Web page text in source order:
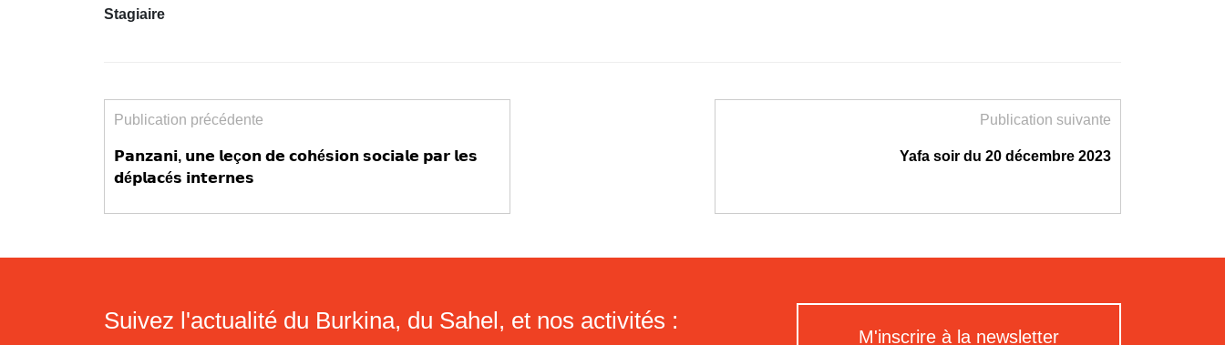
Stagiaire
Publication précédente
𝗣𝗮𝗻𝘇𝗮𝗻𝗶, 𝘂𝗻𝗲 𝗹𝗲ç𝗼𝗻 𝗱𝗲 𝗰𝗼𝗵é𝘀𝗶𝗼𝗻 𝘀𝗼𝗰𝗶𝗮𝗹𝗲 𝗽𝗮𝗿 𝗹𝗲𝘀
𝗱é𝗽𝗹𝗮𝗰é𝘀 𝗶𝗻𝘁𝗲𝗿𝗻𝗲𝘀
Publication suivante
Yafa soir du 20 décembre 2023
Suivez l'actualité du Burkina, du Sahel, et nos activités :
M'inscrire à la newsletter